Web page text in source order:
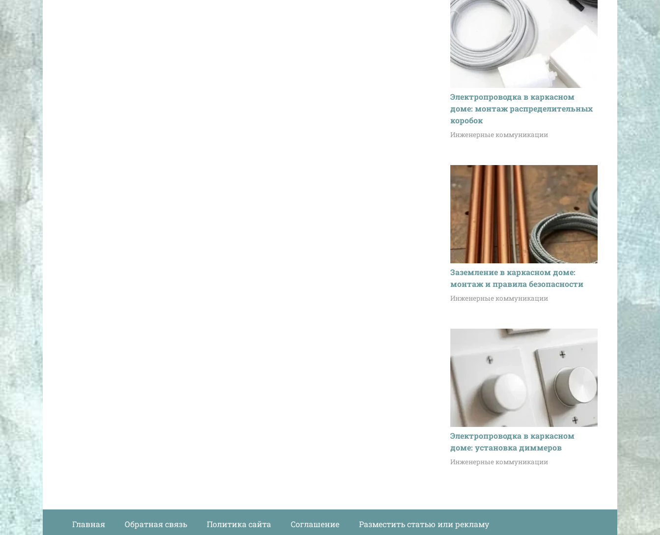
Электропроводка в каркасном
доме: монтаж распределительных
коробок
Инженерные коммуникации
Заземление в каркасном доме:
монтаж и правила безопасности
Инженерные коммуникации
Электропроводка в каркасном
доме: установка диммеров
Инженерные коммуникации
Главная Обратная связь Политика сайта Соглашение Разместить статью или рекламу